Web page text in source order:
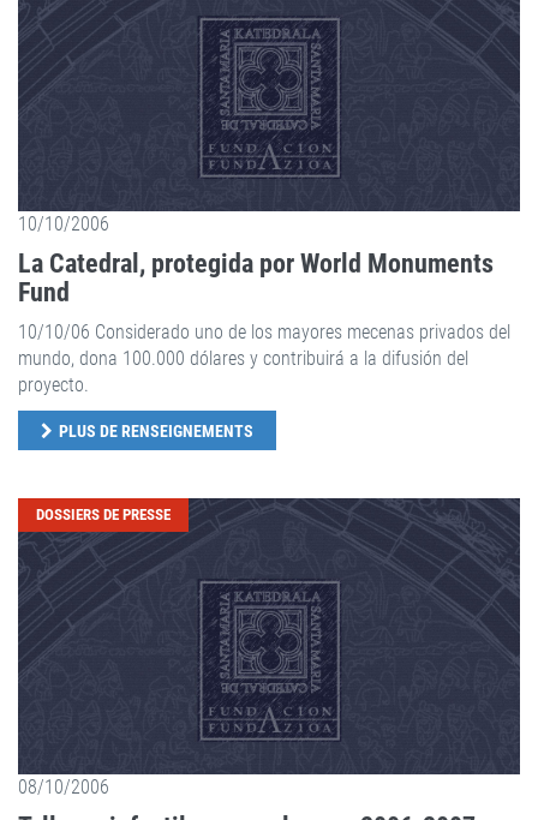
10/10/2006
La Catedral, protegida por World Monuments
Fund
10/10/06 Considerado uno de los mayores mecenas privados del
mundo, dona 100.000 dólares y contribuirá a la difusión del
proyecto.
PLUS DE RENSEIGNEMENTS
DOSSIERS DE PRESSE
08/10/2006